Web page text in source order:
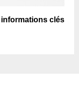
clés